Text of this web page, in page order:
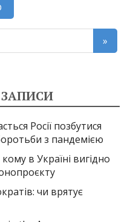
Росії позбутися
з пандемією
в Україні вигідно
чи врятує